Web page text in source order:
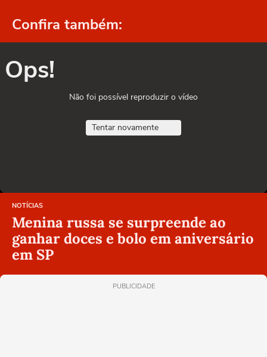
Confira também:
Ops!
Não foi possível reproduzir o vídeo
Tentar novamente
NOTÍCIAS
Menina russa se surpreende ao
ganhar doces e bolo em aniversário
em SP
PUBLICIDADE